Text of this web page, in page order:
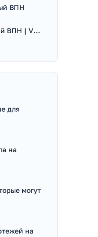
ВПН
NotVPN - Безлимитный ВПН | VPN
для
на
могут
на